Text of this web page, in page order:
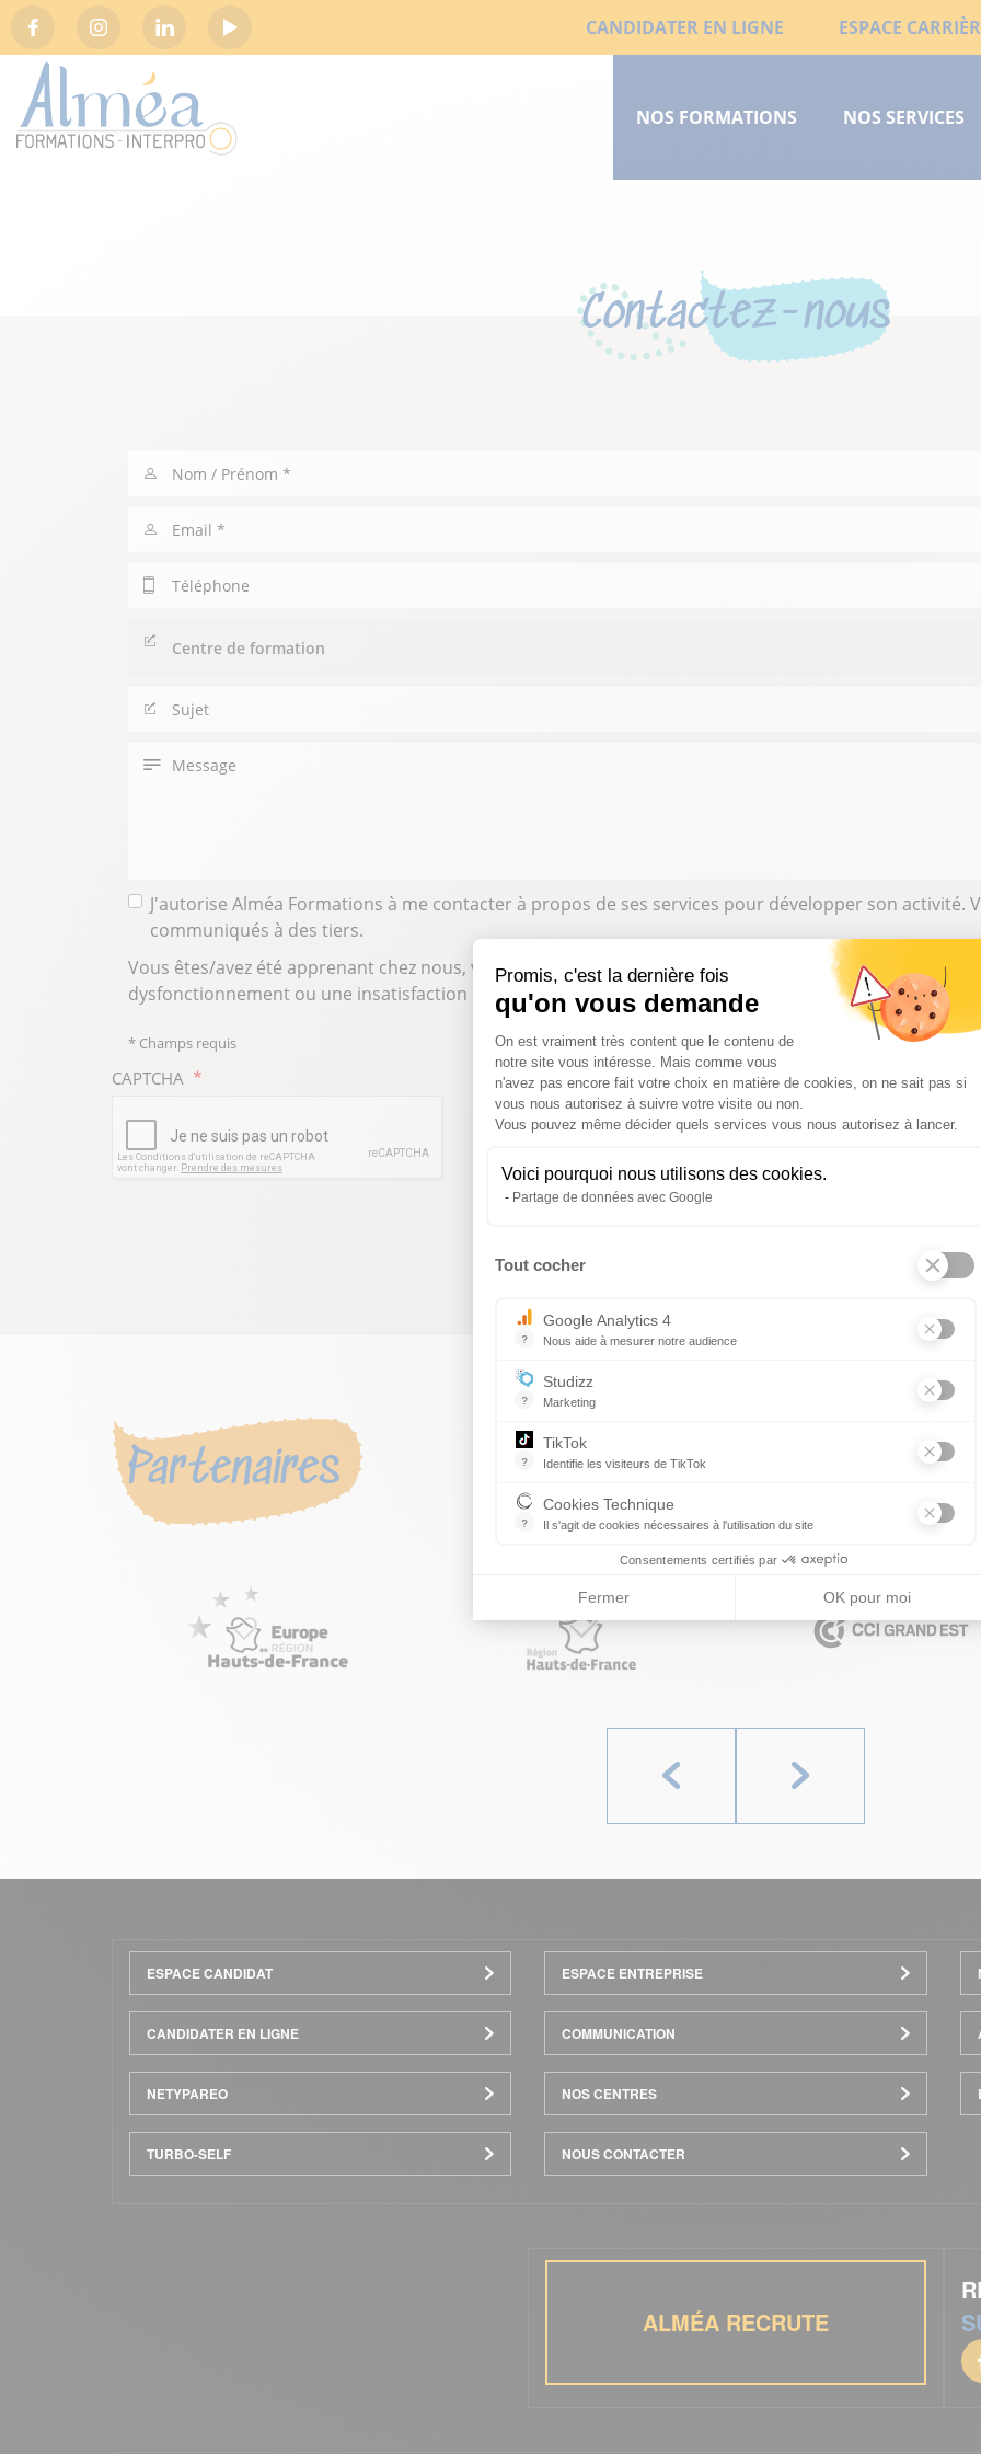
Promis, c'est la dernière fois
qu'on vous demande
Plateforme de Gestion du
On est vraiment très content que le contenu de
notre site vous intéresse. Mais comme vous
n'avez pas encore fait votre choix en matière de cookies, on ne sait pas si
vous nous autorisez à suivre votre visite ou non.
Vous pouvez même décider quels services vous nous autorisez à lancer.
Voici pourquoi nous utilisons des cookies.
Partage de données avec Google
Tout cocher
?
Google Analytics 4
Nous aide à mesurer notre audience
?
Studizz
Marketing
?
TikTok
Identifie les visiteurs de TikTok
?
Cookies Technique
Il s'agit de cookies nécessaires à l'utilisation du site
Consentements certifiés par
Fermer OK pour moi
Social
LiensCANDIDATER EN LIGNE ESPACE
principal
court
NOS FORMATIONS NOS SERVICES
Contactez-nous
Nom
Email
Téléphone
Centre
Sujet
Message
J'autorise Alméa Formations à me contacter à propos de ses services pour développer son activité.
communiqués à des tiers.
Vous êtes/avez été apprenant chez nous, vous êtes une entreprise partenaire et vous souhaitez nous
dysfonctionnement ou une insatisfaction : veuillezcliquer ici
* Champs requis
CAPTCHA
Partenaires
Précédent
Menu
Pied
de
page
ESPACE CANDIDAT ESPACE ENTREPRISE
CANDIDATER EN LIGNE COMMUNICATION
NETYPAREO NOS CENTRES
TURBO-SELF NOUS CONTACTER
ALMÉA RECRUTE